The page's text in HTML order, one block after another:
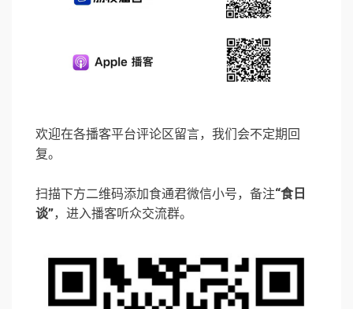
欢迎在各播客平台评论区留言，我们会不定期回
复。
扫描下方二维码添加食通君微信小号，备注“食日
谈”，进入播客听众交流群。